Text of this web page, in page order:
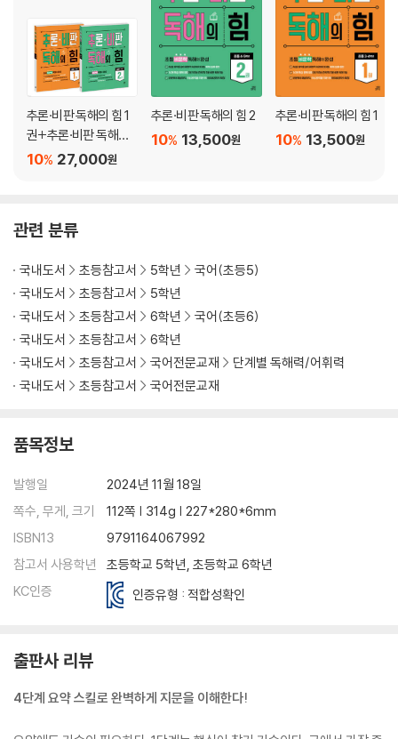
추론·비판 독해의 힘 1
권+추론·비판 독해의
힘 2권 27,000원
10%
추론·비판 독해의 힘 2
13,500원
10%
추론·비판 독해의 힘 1
13,500원
10%
관련 분류
국내도서 초등참고서 5학년
국어(초등5)
국내도서
초등참고서
5학년
국내도서
초등참고서 6학년
국어(초등6)
국내도서
초등참고서
6학년
국내도서
초등참고서 국어전문교재
단계별 독해력/어휘력
국내도서
초등참고서 국어전문교재
품목정보
발행일
2024년 11월 18일
쪽수, 무게, 크기
112쪽 | 314g | 227*280*6mm
ISBN13
9791164067992
참고서 사용학년
초등학교 5학년, 초등학교 6학년
KC인증
인증유형 : 적합성확인
출판사 리뷰
4단계 요약 스킬로 완벽하게 지문을 이해한다!